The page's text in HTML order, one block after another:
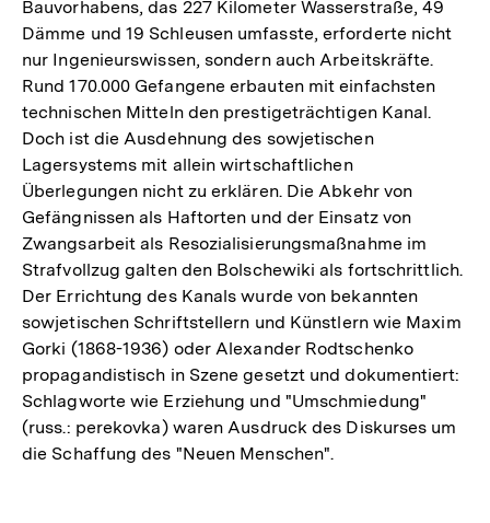
Bauvorhabens, das 227 Kilometer Wasserstraße, 49
Dämme und 19 Schleusen umfasste, erforderte nicht
nur Ingenieurswissen, sondern auch Arbeitskräfte.
Rund 170.000 Gefangene erbauten mit einfachsten
technischen Mitteln den prestigeträchtigen Kanal.
Doch ist die Ausdehnung des sowjetischen
Lagersystems mit allein wirtschaftlichen
Überlegungen nicht zu erklären. Die Abkehr von
Gefängnissen als Haftorten und der Einsatz von
Zwangsarbeit als Resozialisierungsmaßnahme im
Strafvollzug galten den Bolschewiki als fortschrittlich.
Der Errichtung des Kanals wurde von bekannten
sowjetischen Schriftstellern und Künstlern wie Maxim
Gorki (1868-1936) oder Alexander Rodtschenko
propagandistisch in Szene gesetzt und dokumentiert:
Schlagworte wie Erziehung und "Umschmiedung"
(russ.: perekovka) waren Ausdruck des Diskurses um
die Schaffung des "Neuen Menschen".